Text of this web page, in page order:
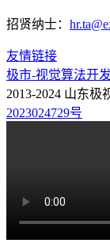
招贤纳士：
友情链接
极市-视觉算法开
2013-2024 山东
2023024729号